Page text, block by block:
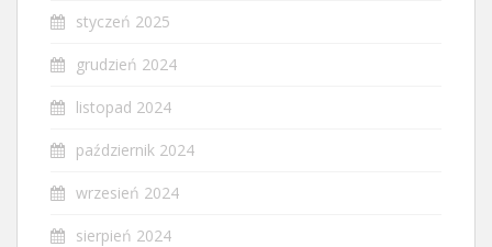
styczeń 2025
grudzień 2024
listopad 2024
październik 2024
wrzesień 2024
sierpień 2024